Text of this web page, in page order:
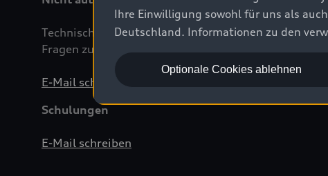
Technische Anfragen zu Reparaturen
Fragen zu Spezialwerkzeugen und
E-Mail schreiben
Schulungen
E-Mail schreiben
Ihre Einwilligung sowohl für uns als
Deutschland. Informationen zu den
Optionale Cookies ablehnen